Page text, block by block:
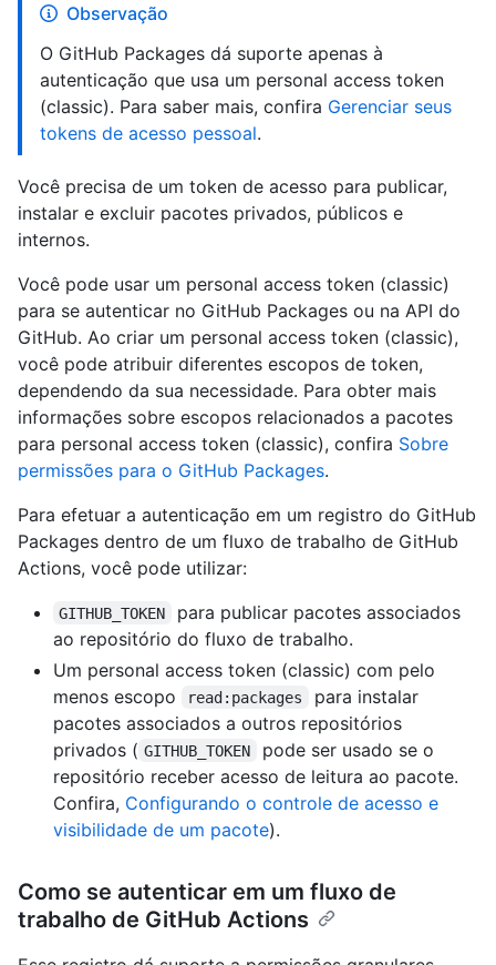
Observação
O GitHub Packages dá suporte apenas à
autenticação que usa um personal access token
(classic). Para saber mais, confira Gerenciar seus
tokens de acesso pessoal.
Você precisa de um token de acesso para publicar,
instalar e excluir pacotes privados, públicos e
internos.
Você pode usar um personal access token (classic)
para se autenticar no GitHub Packages ou na API do
GitHub. Ao criar um personal access token (classic),
você pode atribuir diferentes escopos de token,
dependendo da sua necessidade. Para obter mais
informações sobre escopos relacionados a pacotes
para personal access token (classic), confira Sobre
permissões para o GitHub Packages.
Para efetuar a autenticação em um registro do GitHub
Packages dentro de um fluxo de trabalho de GitHub
Actions, você pode utilizar:
GITHUB_TOKEN
para publicar pacotes associados
ao repositório do fluxo de trabalho.
Um personal access token (classic) com pelo
menos escopo
read:packages
para instalar
pacotes associados a outros repositórios
privados ( GITHUB_TOKEN
pode ser usado se o
repositório receber acesso de leitura ao pacote.
Confira, Configurando o controle de acesso e
visibilidade de um pacote).
Como se autenticar em um fluxo de
trabalho de GitHub Actions